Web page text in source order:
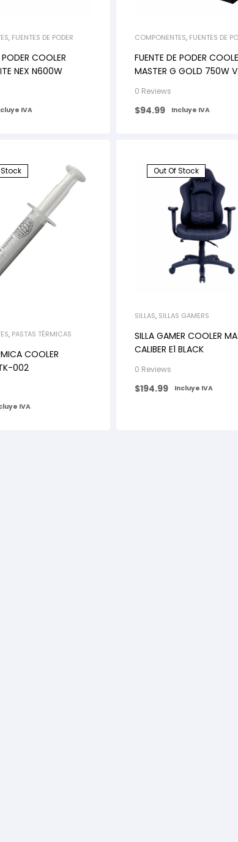
, FUENTES DE PODER
PODER COOLER
NEX N600W
IVA
COMPONENTES, FUENTES DE
FUENTE DE PODER
MASTER G GOLD 750W
0 Reviews
$94.99 Incluye IVA
, PASTAS TÉRMICAS
COOLER
002
IVA
Out Of Stock
SILLAS, SILLAS GAMERS
SILLA GAMER COOLER
CALIBER E1 BLACK
0 Reviews
$194.99 Incluye IVA